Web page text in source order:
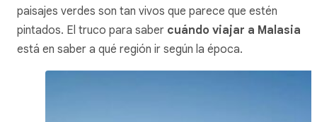
paisajes verdes son tan vivos que parece que estén
pintados. El truco para saber cuándo viajar a Malasia
está en saber a qué región ir según la época.